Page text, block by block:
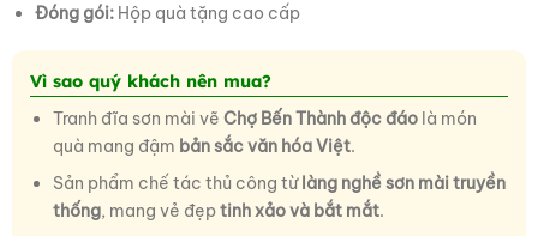
Đóng gói:Hộp quà tặng cao cấp
Vì sao quý khách nên mua?
Tranh đĩa sơn mài vẽ Chợ Bến Thành độc đáolà món
quà mang đậm bản sắc văn hóa Việt.
Sản phẩm chế tác thủ công từ làng nghề sơn mài truyền
thống, mang vẻ đẹptinh xảo và bắt mắt.